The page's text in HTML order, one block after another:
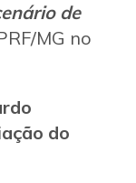
de
MG no
do